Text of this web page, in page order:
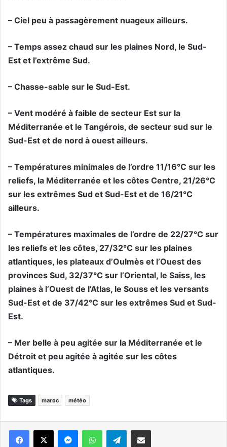
– Ciel peu à passagèrement nuageux ailleurs.
– Temps assez chaud sur les plaines Nord, le Sud-
Est et l’extrême Sud.
– Chasse-sable sur le Sud-Est.
– Vent modéré à faible de secteur Est sur la
Méditerranée et le Tangérois, de secteur sud sur le
Sud-Est et de nord à ouest ailleurs.
– Températures minimales de l’ordre 11/16°C sur les
reliefs, la Méditerranée et les côtes Centre, 21/26°C
sur les extrêmes Sud et Sud-Est et de 16/21°C
ailleurs.
– Températures maximales de l’ordre de 22/27°C sur
les reliefs et les côtes, 27/32°C sur les plaines
atlantiques, les plateaux d’Oulmès et l’Ouest des
provinces Sud, 32/37°C sur l’Oriental, le Saiss, les
plaines à l’Ouest de l’Atlas, le Souss et les versants
Sud-Est et de 37/42°C sur les extrêmes Sud et Sud-
Est.
– Mer belle à peu agitée sur la Méditerranée et le
Détroit et peu agitée à agitée sur les côtes
atlantiques.
Tags maroc météo
WhatsApp Telegram